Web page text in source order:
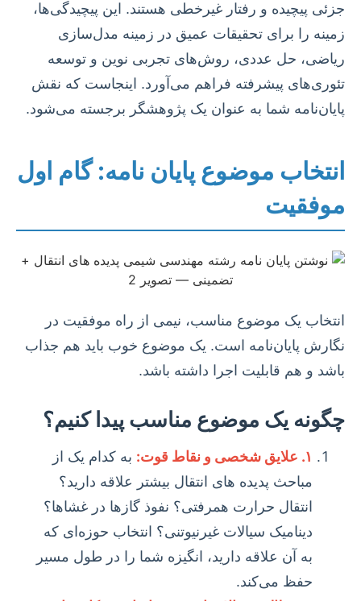
جزئی پیچیده و رفتار غیرخطی هستند. این پیچیدگی‌ها،
زمینه را برای تحقیقات عمیق در زمینه مدل‌سازی
ریاضی، حل عددی، روش‌های تجربی نوین و توسعه
تئوری‌های پیشرفته فراهم می‌آورد. اینجاست که نقش
پایان‌نامه شما به عنوان یک پژوهشگر برجسته می‌شود.
انتخاب موضوع پایان نامه: گام اول
موفقیت
انتخاب یک موضوع مناسب، نیمی از راه موفقیت در
نگارش پایان‌نامه است. یک موضوع خوب باید هم جذاب
باشد و هم قابلیت اجرا داشته باشد.
چگونه یک موضوع مناسب پیدا کنیم؟
۱. علایق شخصی و نقاط قوت:
به کدام یک از
مباحث پدیده های انتقال بیشتر علاقه دارید؟
انتقال حرارت همرفتی؟ نفوذ گازها در غشاها؟
دینامیک سیالات غیرنیوتنی؟ انتخاب حوزه‌ای که
به آن علاقه دارید، انگیزه شما را در طول مسیر
حفظ می‌کند.